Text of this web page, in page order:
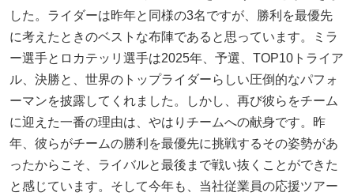
した。ライダーは昨年と同様の3名ですが、勝利を最優先
に考えたときのベストな布陣であると思っています。ミラ
ー選手とロカテッリ選手は2025年、予選、TOP10トライア
ル、決勝と、世界のトップライダーらしい圧倒的なパフォ
ーマンを披露してくれました。しかし、再び彼らをチーム
に迎えた一番の理由は、やはりチームへの献身です。昨
年、彼らがチームの勝利を最優先に挑戦するその姿勢があ
ったからこそ、ライバルと最後まで戦い抜くことができた
と感じています。そして今年も、当社従業員の応援ツアー